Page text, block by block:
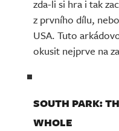
zda-li si hra i tak
z prvního dílu,
USA. Tuto
okusit nejprve na
SOUTH PARK:
WHOLE